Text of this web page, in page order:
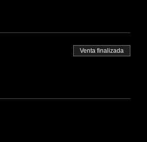
Venta finalizada